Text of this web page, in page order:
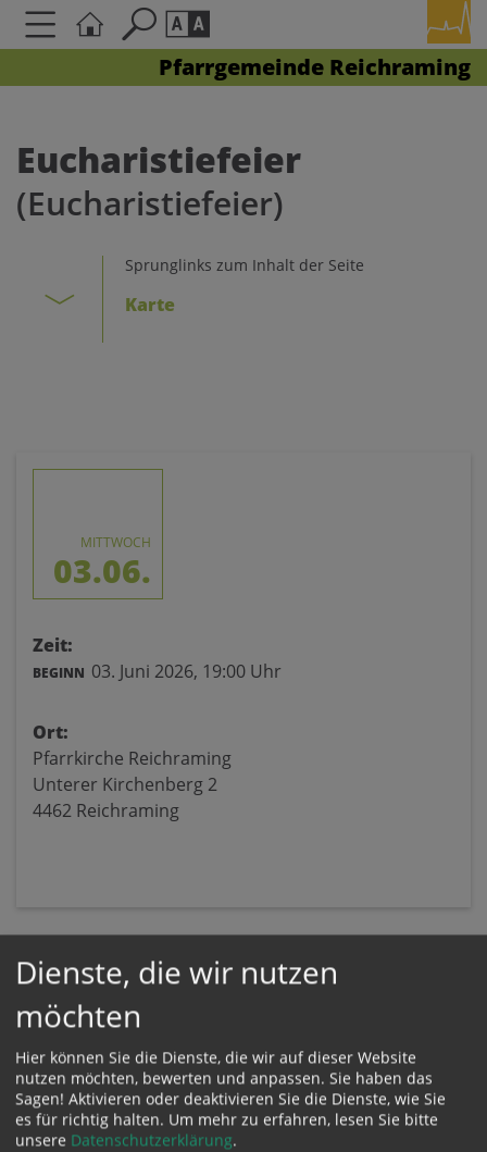
Pfarrgemeinde Reichraming
Schriftgröße
AAA
Kontrasteinstellungen
A
Eucharistiefeier
(Eucharistiefeier)
Sprunglinks zum Inhalt der Seite
Karte
MITTWOCH
03.06.
Zeit:
BEGINN 03. Juni 2026, 19:00 Uhr
Ort:
Pfarrkirche Reichraming
Unterer Kirchenberg 2
4462 Reichraming
Karte:
Zustimmung erforderlich!
Dienste, die wir nutzen
möchten
Hier können Sie die Dienste, die wir auf dieser Website
nutzen möchten, bewerten und anpassen. Sie haben das
Sagen! Aktivieren oder deaktivieren Sie die Dienste, wie Sie
es für richtig halten. Um mehr zu erfahren, lesen Sie bitte
unsere Datenschutzerklärung.